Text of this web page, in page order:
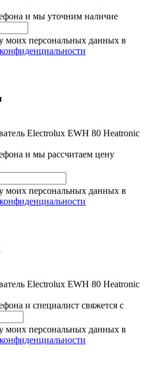
и мы уточним наличие
моих персональных данных в
Electrolux EWH 80 Heatronic
и мы рассчитаем цену
моих персональных данных в
Electrolux EWH 80 Heatronic
и специалист свяжется с
моих персональных данных в